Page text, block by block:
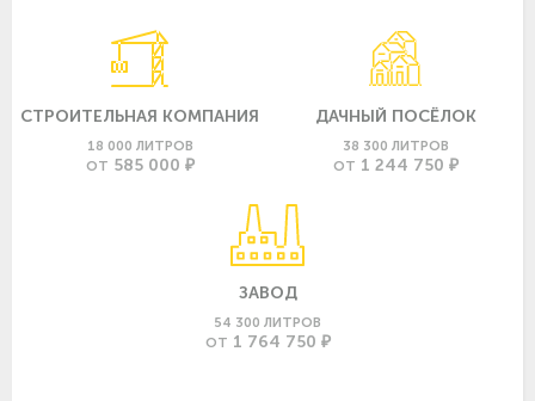
СТРОИТЕЛЬНАЯ КОМПАНИЯ
18 000 ЛИТРОВ
ОТ 585 000 ₽
ДАЧНЫЙ ПОСЁЛОК
38 300 ЛИТРОВ
ОТ 1 244 750 ₽
ЗАВОД
54 300 ЛИТРОВ
ОТ 1 764 750 ₽